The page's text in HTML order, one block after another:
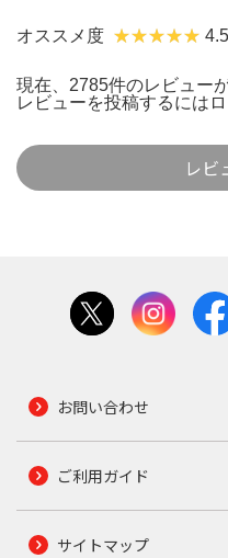
オススメ度
現在、2785件のレビュー
レビューを投稿するには
レビ
お問い合わせ
ご利用ガイド
サイトマップ